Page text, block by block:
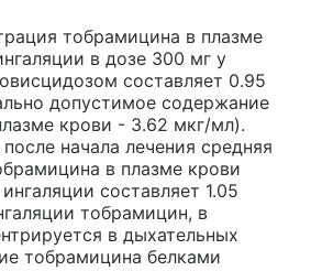
тобрамицина в плазме
в дозе 300 мг у
составляет 0.95
допустимое содержание
крови - 3.62 мкг/мл).
начала лечения средняя
в плазме крови
составляет 1.05
тобрамицин, в
в дыхательных
тобрамицина белками